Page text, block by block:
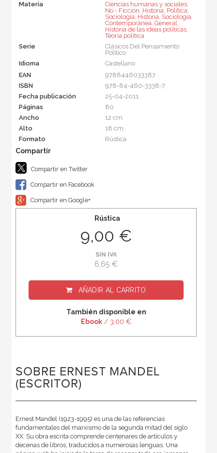
Materia
Ciencias humanas y sociales,
No - Ficción, Historia, Política,
Sociología, Historia, Sociología,
Contemporánea, General,
Historia de las ideas políticas,
Teoría política
Serie
Clásicos Del Pensamiento
Político
Idioma
Castellano
EAN
9788446033387
ISBN
978-84-460-3338-7
Fecha publicación
25-04-2011
Páginas
80
Ancho
12 cm
Alto
18 cm
Formato
Rústica
Compartir en Twitter
Compartir en Facebook
Compartir en Google+
Rústica
9,00 €
SIN IVA
8,65 €
AÑADIR AL CARRITO
También disponible en
Ebook / 3,00 €
SOBRE ERNEST MANDEL
(ESCRITOR)
Ernest Mandel (1923-1995) es una de las referencias
fundamentales del marxismo de la segunda mitad del siglo
XX. Su obra escrita comprende centenares de artículos y
decenas de libros, traducidos a numerosas lenguas. Una